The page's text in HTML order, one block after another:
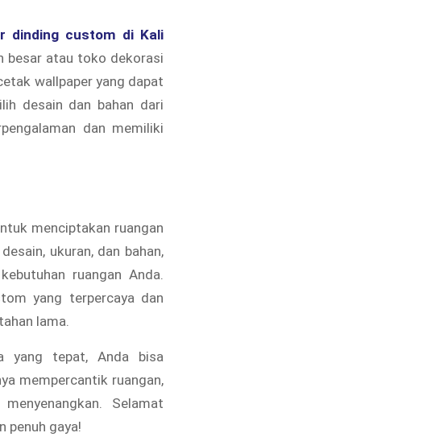
dinding custom di Kali
besar atau toko dekorasi
wallpaper yang dapat
desain dan bahan dari
dan memiliki
menciptakan ruangan
ukuran, dan bahan,
ruangan Anda.
yang terpercaya dan
lama.
yang tepat, Anda bisa
mempercantik ruangan,
Selamat
penuh gaya!